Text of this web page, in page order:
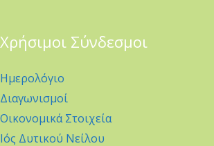
Χρήσιμοι Σύνδεσμοι
Ημερολόγιο
Διαγωνισμοί
Οικονομικά Στοιχεία
Ιός Δυτικού Νείλου